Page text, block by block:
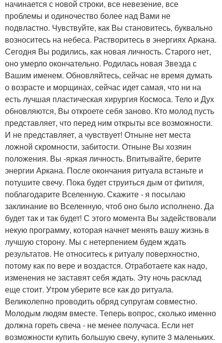
начинается с новой строки, все невезение, все
проблемы и одиночество более над Вами не
подвластно. Чувствуйте, как Вы становитесь, буквально
возноситесь на небеса. Растворитесь в энергиях Аркана.
Сегодня Вы родились, как новая личность. Старого нет,
оно умерло окончательно. Родилась новая Звезда с
Вашим именем. Обновляйтесь, сейчас не время думать
о возрасте и морщинах, сейчас идет самая, что ни на
есть лучшая пластическая хирургия Космоса. Тело и Дух
обновляются, Вы откроете себя заново. Кто молод пусть
представляет, что перед ним открыты все возможности.
И не представляет, а чувствует! Отныне нет места
ложной скромности, забитости. Отныне Вы хозяин
положения. Вы -яркая личность. Впитывайте, берите
энергии Аркана. После окончания ритуала встаньте и
потушите свечу. Пока будет струиться дым от фитиля,
поблагодарите Вселенную. Скажите - я посылаю
заклинание во Вселенную, чтоб оно было исполнено. Да
будет так и так будет! С этого момента Вы задействовали
некую программу, которая начнет менять вашу жизнь в
лучшую сторону. Мы с нетерпением будем ждать
результатов. Не относитесь к ритуалу поверхностно,
потому как по вере и воздастся. Отработаете как надо,
изменения не заставят себя ждать. Эту ночь расклад
еще стоит. Утром уберите все как до ритуала.
Великолепно проводить обряд супругам совместно.
Молодым людям вместе. Теперь вопрос, сколько именно
должна гореть свеча - не менее получаса. Если нет
возможности купить большую свечу, купите 3 маленьких.